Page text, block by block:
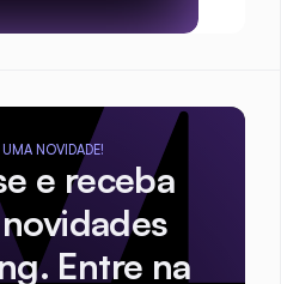
NOVIDADE!
e receba
Entre na